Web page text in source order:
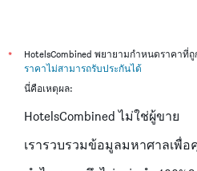
Hostels in เซี่ยงไฮ้
Hostels in ไทเป
Hostels in หาดใหญ่
Hostels in ภูเก็ต
Hostels in เกียวโต
*
HotelsCombined พยายามกำหนดราคาที่
ราคาไม่สามารถรับประกันได้
นี่คือเหตุผล:
HotelsCombined ไม่ใช่ผู้ขาย
เรารวบรวมข้อมูลมหาศาลเพื่